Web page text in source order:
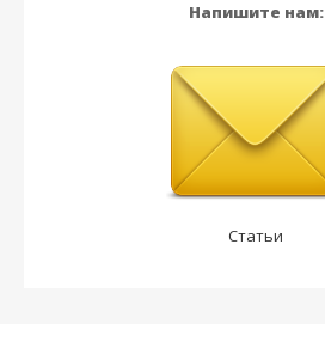
Напишите нам:
Статьи